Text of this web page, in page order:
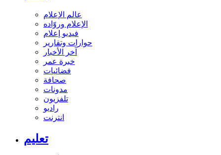
عالم الإعلام
الإعلام وروّاده
فيديو إعلام
حوارات وتقارير
آخر الأخبار
خبرة عمر
فضائيات
صحافة
مدونات
تلفزيون
راديو
انترنت
تعليم